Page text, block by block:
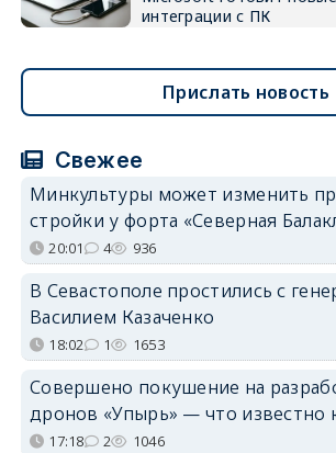
интеграции с ПК
Прислать новость
Свежее
Минкультуры может изменить
стройки у форта «Северная
20:01 4 936
В Севастополе простились с
Василием Казаченко
18:02 1 1653
Совершено покушение на
дронов «Упырь» — что известно
17:18 2 1046